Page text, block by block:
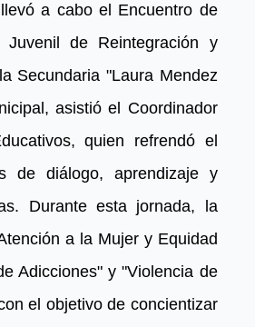
a cabo el Encuentro de
de Reintegración y
Secundaria "Laura Mendez
asistió el Coordinador
quien refrendó el
de diálogo, aprendizaje y
Durante esta jornada, la
a la Mujer y Equidad
Adicciones" y "Violencia de
el objetivo de concientizar